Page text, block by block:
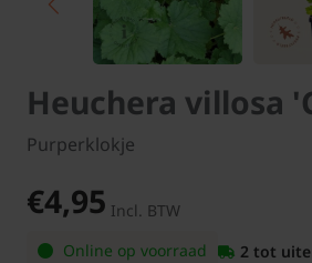
Heuchera villosa
Purperklokje
€4,95 Incl. BTW
Online op voorraad
2 tot